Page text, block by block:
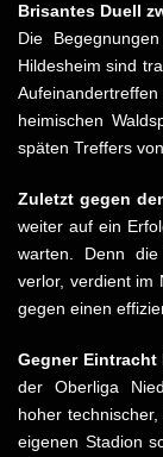
Brisantes Duell
Die
Hildesheim sind
heimischen
späten Treffers
Zuletzt gegen
weiter auf ein
warten. Denn
verlor, verdient im
gegen einen
Gegner Eintracht
der Oberliga
hoher
eigenen Stadion